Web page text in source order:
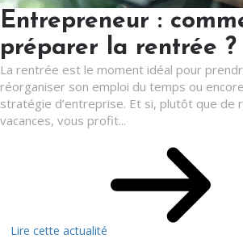
Entrepreneur :
préparer la rentrée ?
La rentrée est le moment idéal pour
réorganiser son emploi du temps ou
stratégie d’entreprise. Et si, plutôt que de
vacances, vous profit...
Lire cette actualité